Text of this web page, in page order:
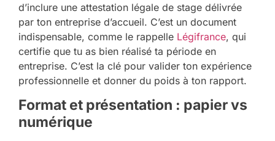
d’inclure une attestation légale de stage délivrée
par ton entreprise d’accueil. C’est un document
indispensable, comme le rappelle Légifrance, qui
certifie que tu as bien réalisé ta période en
entreprise. C’est la clé pour valider ton expérience
professionnelle et donner du poids à ton rapport.
Format et présentation : papier vs
numérique